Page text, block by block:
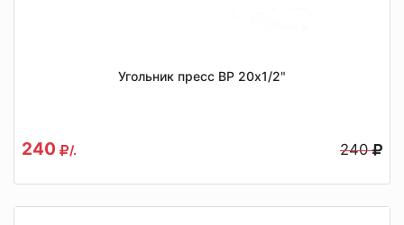
Угольник пресс ВР 20х1/2"
240 /. 240